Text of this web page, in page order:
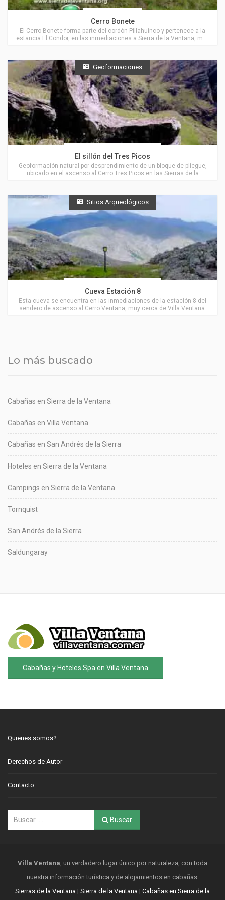
Cerro Bonete
El Cerro Bonete forma parte del cordón Pillahuinco y pertenece a la
estancia El Condor, en las inmediaciones a Sierra de la Ventana, muy
Geoformaciones
El sillón del Tres Picos
Geoformación natural por desprendimiento de un bloque de pliegue,
ubicado en el ascenso al Cerro Tres Picos en las Sierras de la
Sitios Arqueológicos
Cueva Estación 8
Esta cueva se encuentra en las inmediaciones de la estación 8 del
sendero de ascenso al Cerro Ventana, muy cerca de Villa Ventana.
Lo más buscado
Cabañas en Sierra de la Ventana
Cabañas en Villa Ventana
Cabañas en San Andrés de la Sierra
Hoteles en Sierra de la Ventana
Campings en Sierra de la Ventana
Tornquist
San Andrés de la Sierra
Saldungaray
Cabañas y Hoteles Spa en Villa Ventana
Quienes somos?
Derechos de Autor
Contacto
Buscar
Villa Ventana, un verdadero lugar único por naturaleza, con toda
nuestra información turística y de alojamientos en cabañas.
Sierras de la Ventana | Sierra de la Ventana | Cabañas en Sierra de la